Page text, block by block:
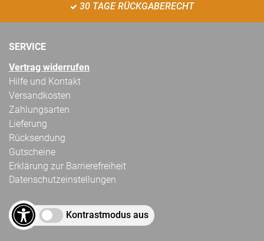
30 TAGE RÜCKGABERECHT
SERVICE
Vertrag widerrufen
Hilfe und Kontakt
Versandkosten
Zahlungsarten
Lieferung
Rücksendung
Gutscheine
Erklärung zur Barrierefreiheit
Datenschutzeinstellungen
Kontrastmodus aus